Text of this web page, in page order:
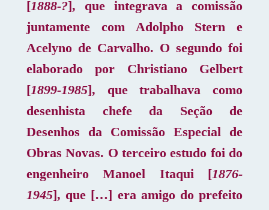
[1888-?], que integrava a comissão
juntamente com Adolpho Stern e
Acelyno de Carvalho. O segundo foi
elaborado por Christiano Gelbert
[1899-1985], que trabalhava como
desenhista chefe da Seção de
Desenhos da Comissão Especial de
Obras Novas. O terceiro estudo foi do
engenheiro Manoel Itaqui [1876-
1945], que […] era amigo do prefeito